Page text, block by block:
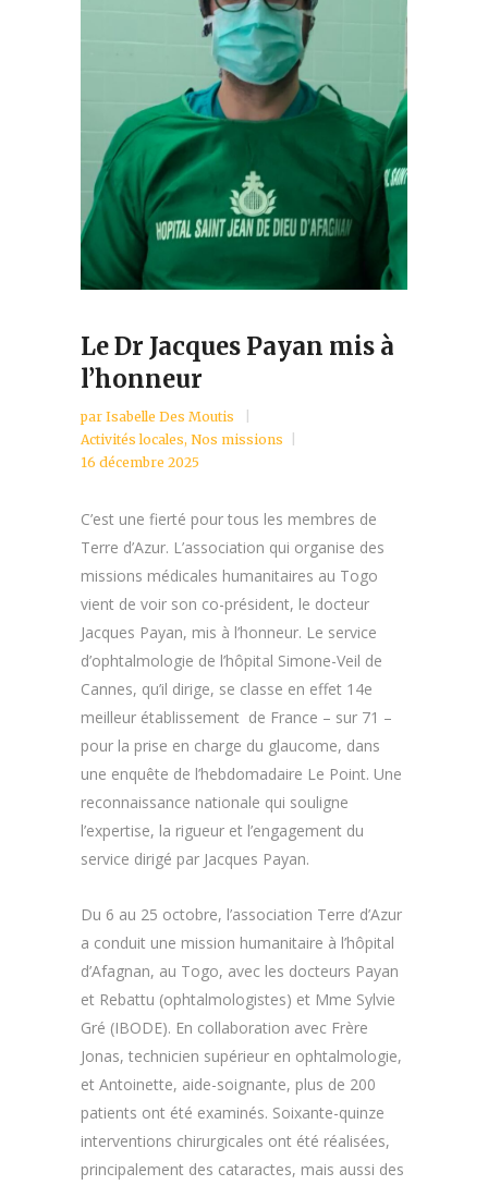
Le Dr Jacques Payan mis à
l’honneur
par Isabelle Des Moutis
Activités locales, Nos missions
16 décembre 2025
C’est une fierté pour tous les membres de
Terre d’Azur. L’association qui organise des
missions médicales humanitaires au Togo
vient de voir son co-président, le docteur
Jacques Payan, mis à l’honneur. Le service
d’ophtalmologie de l’hôpital Simone-Veil de
Cannes, qu’il dirige, se classe en effet 14e
meilleur établissement de France – sur 71 –
pour la prise en charge du glaucome, dans
une enquête de l’hebdomadaire Le Point. Une
reconnaissance nationale qui souligne
l’expertise, la rigueur et l’engagement du
service dirigé par Jacques Payan.
Du 6 au 25 octobre, l’association Terre d’Azur
a conduit une mission humanitaire à l’hôpital
d’Afagnan, au Togo, avec les docteurs Payan
et Rebattu (ophtalmologistes) et Mme Sylvie
Gré (IBODE). En collaboration avec Frère
Jonas, technicien supérieur en ophtalmologie,
et Antoinette, aide-soignante, plus de 200
patients ont été examinés. Soixante-quinze
interventions chirurgicales ont été réalisées,
principalement des cataractes, mais aussi des